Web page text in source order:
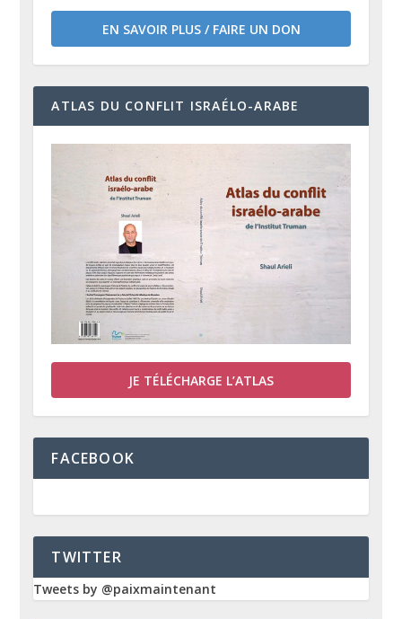
EN SAVOIR PLUS / FAIRE UN DON
ATLAS DU CONFLIT ISRAÉLO-ARABE
JE TÉLÉCHARGE L’ATLAS
FACEBOOK
TWITTER
Tweets by @paixmaintenant